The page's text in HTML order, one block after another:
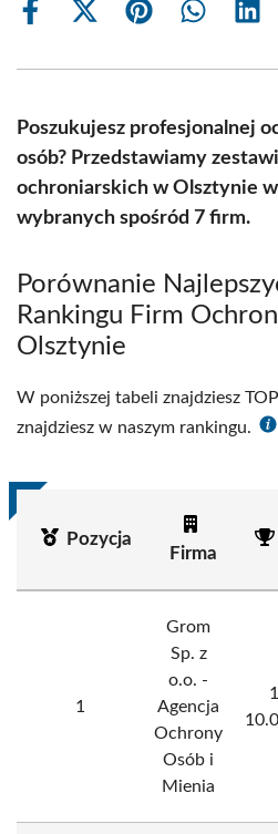
Share
Share
(Twitter)
Share Share
Poszukujesz profesjonalnej
osób? Przedstawiamy
ochroniarskich w Olsztynie
wybranych spośród 7 firm.
Porównanie
Rankingu Firm
Olsztynie
W poniższej tabeli znajdziesz
znajdziesz w naszym rankingu.
Pozycja
Firma
1
Grom
Sp. z
o.o. -
Agencja
Ochrony
Osób i
Mienia